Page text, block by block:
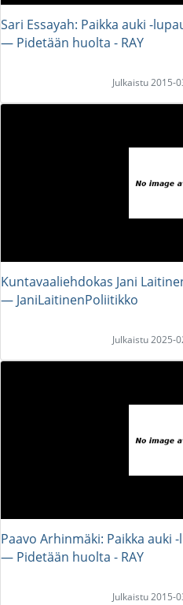
Sari Essayah: Paikka auki -
― Pidetään huolta - RAY
Julkaistu 2015-
Kuntavaaliehdokas Jani
― JaniLaitinenPoliitikko
Julkaistu 2025-
Paavo Arhinmäki: Paikka auki
― Pidetään huolta - RAY
Julkaistu 2015-